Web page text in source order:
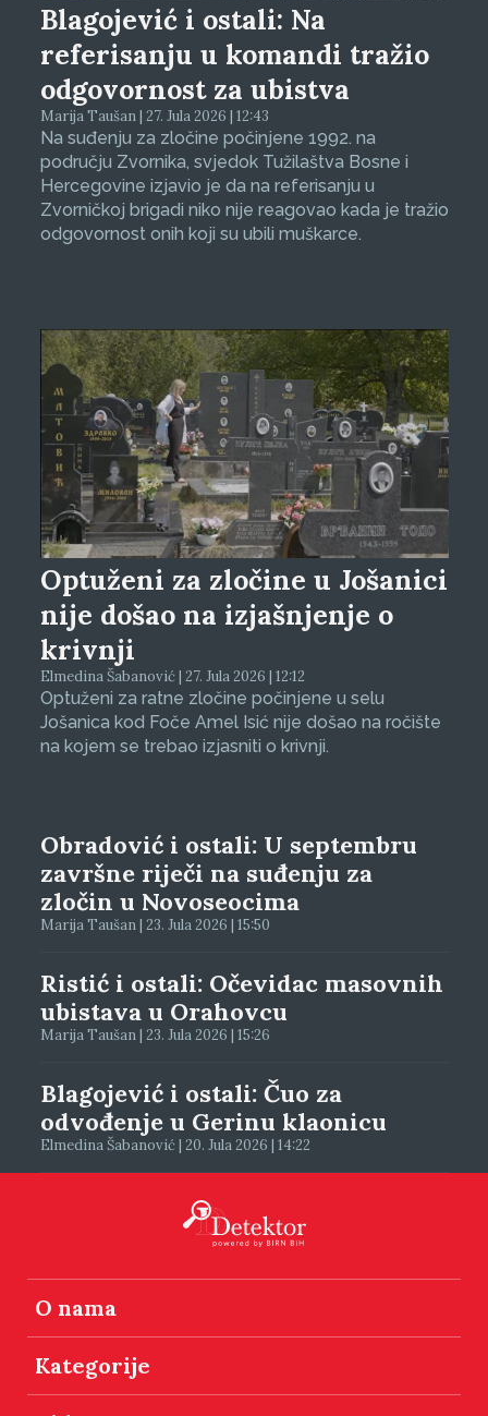
Blagojević i ostali: Na
referisanju u komandi tražio
odgovornost za ubistva
Marija Taušan | 27. Jula 2026 | 12:43
Na suđenju za zločine počinjene 1992. na
području Zvornika, svjedok Tužilaštva Bosne i
Hercegovine izjavio je da na referisanju u
Zvorničkoj brigadi niko nije reagovao kada je tražio
odgovornost onih koji su ubili muškarce.
Optuženi za zločine u Jošanici
nije došao na izjašnjenje o
krivnji
Elmedina Šabanović | 27. Jula 2026 | 12:12
Optuženi za ratne zločine počinjene u selu
Jošanica kod Foče Amel Isić nije došao na ročište
na kojem se trebao izjasniti o krivnji.
Obradović i ostali: U septembru
završne riječi na suđenju za
zločin u Novoseocima
Marija Taušan | 23. Jula 2026 | 15:50
Ristić i ostali: Očevidac masovnih
ubistava u Orahovcu
Marija Taušan | 23. Jula 2026 | 15:26
Blagojević i ostali: Čuo za
odvođenje u Gerinu klaonicu
Elmedina Šabanović | 20. Jula 2026 | 14:22
O nama
Kategorije